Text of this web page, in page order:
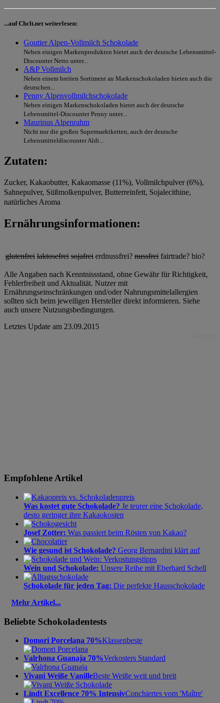
...auf Chclt.net weiterlesen:
Goutier Alpen-Vollmilch Schokolade
Neben einigen Markenprodukten bietet auch der deutsche Lebensmittel-
Discounter Netto unter...
A&P Vollmilch
Neben einem breiten Sortiment an Markenschokoladen bieten auch die
deutschen...
Penny Alpenvollmilchschokolade
Neben einigen Markenschokoladen bietet auch der deutsche
Lebensmittel-Discounter Penny unter...
Maurinus Alpenrahm
Nicht nur die großen Supermarktketten, auch der deutsche
Lebensmitteldiscounter Aldi...
Zutaten:
Zucker, Kakaobutter, Kakaomasse (11%), Vollmilchpulver (6%),
Sahnepulver, Süßmolkenpulver, Butterreinfett, Sojalecithine,
natürliches Aroma
Ernährungsinformationen:
glutenfrei laktosefrei sojafrei erdnussfrei? nussfrei fairtrade? bio?
Alle Angaben nach Kenntnissstand, ohne Gewähr für Richtigkeit,
Fehlerfreiheit und Aktualität. Nutzer mit
Ernährungseinschränkungen und/oder Nahrungsmittelallergien
sollten sich beim jeweiligen Hersteller direkt informieren. Siehe
auch unsere Nutzungsbedingungen.
Letztes Update am 23.09.2015
Empfohlene Artikel
Was kostet gute Schokolade? Je teurer eine Schokolade,
desto geringer ihre Kakaokosten
Josef Zotter: Was passiert beim Rösten von Kakao?
Wie gesund ist Schokolade? Georg Bernardini klärt auf
Wein und Schokolade: Unsere Reihe mit Eberhard Schell
Schokolade für jeden Tag: Die perfekte Hausschokolade
Mehr Artikel...
Beliebte Schokoladentests
Domori Porcelana 70%Klassenbeste
Valrhona Guanaja 70%Verkosters Standard
Vivani Weiße VanilleBeste Weiße weit und breit
Lindt Excellence 70% IntensivConchiertes vom 'Maître'